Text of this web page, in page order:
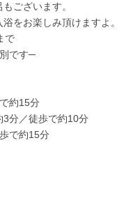
ございます。
をお楽しみ頂けますよ。
で
です─
約15分
3分／徒歩で約10分
で約15分